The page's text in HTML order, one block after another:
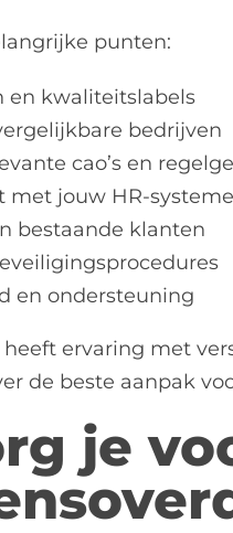
punten:
en kwaliteitslabels
bedrijven
cao’s en
met jouw HR-
bestaande klanten
en ondersteuning
ervaring met
de beste aanpak
je